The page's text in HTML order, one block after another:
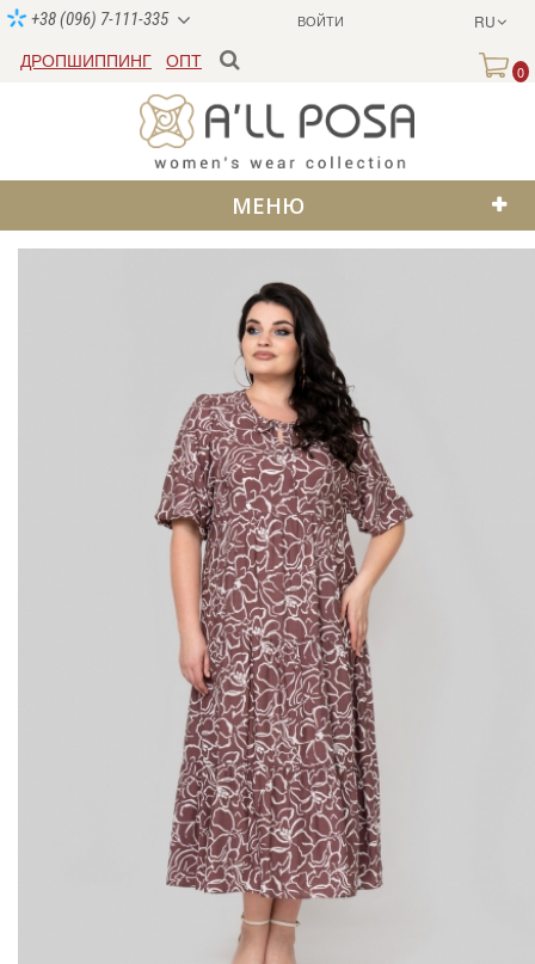
ВОЙТИ RU
+38 (096) 7-111-335
ДРОПШИППИНГ ОПТ
0
МЕНЮ